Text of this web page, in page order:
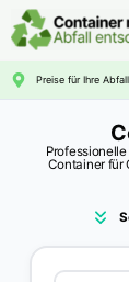
Preise für Ihre
Container für